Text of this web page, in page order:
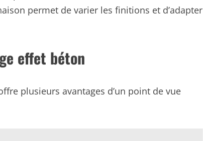
permet de varier les finitions et d’adapter
effet béton
plusieurs avantages d’un point de vue